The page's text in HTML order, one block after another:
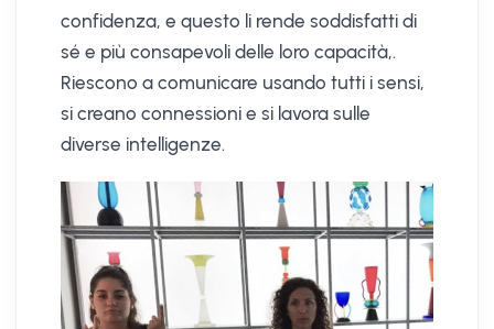
confidenza, e questo li rende soddisfatti di
sé e più consapevoli delle loro capacità,.
Riescono a comunicare usando tutti i sensi,
si creano connessioni e si lavora sulle
diverse intelligenze.